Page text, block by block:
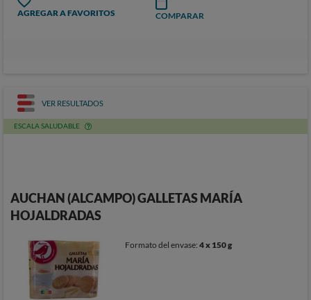
AGREGAR A FAVORITOS COMPARAR
VER RESULTADOS
ESCALA SALUDABLE
AUCHAN (ALCAMPO) GALLETAS MARÍA
HOJALDRADAS
Formato del envase:4 x 150 g